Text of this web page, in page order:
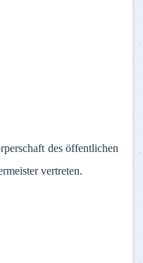
desöffentlichen
vertreten.